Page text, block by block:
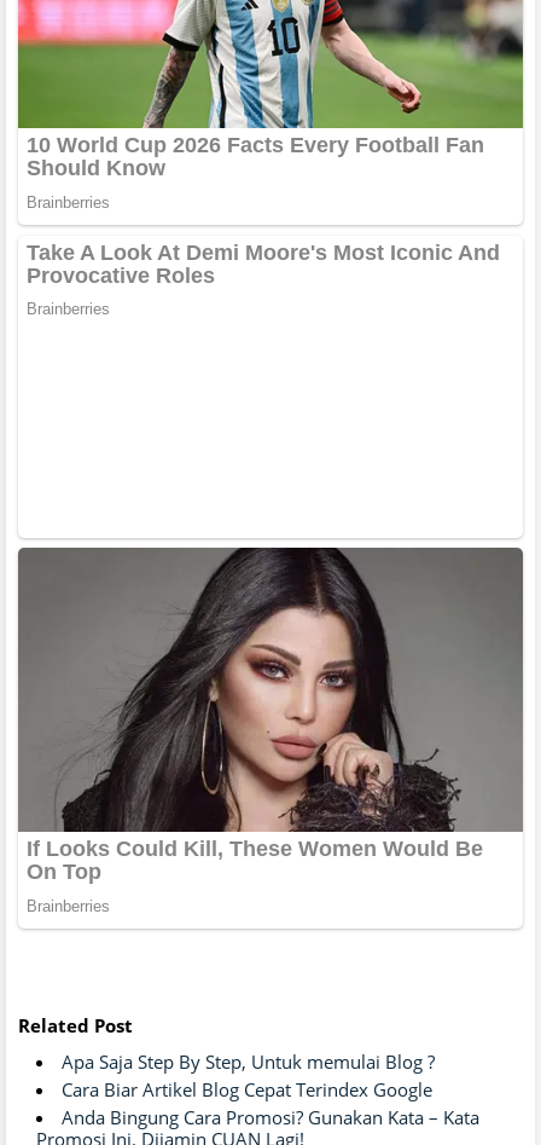
Related Post
Apa Saja Step By Step, Untuk memulai Blog ?
Cara Biar Artikel Blog Cepat Terindex Google
Anda Bingung Cara Promosi? Gunakan Kata – Kata
Promosi Ini. Dijamin CUAN Lagi!